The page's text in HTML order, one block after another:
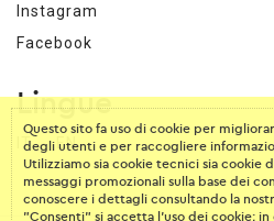
Instagram
Facebook
Lingue
IT · EN
Questo sito fa uso di cookie per
degli utenti e per raccogliere
Utilizziamo sia cookie tecnici sia cookie
messaggi promozionali sulla base dei
conoscere i dettagli consultando la
"Consenti" si accetta l’uso dei cookie;